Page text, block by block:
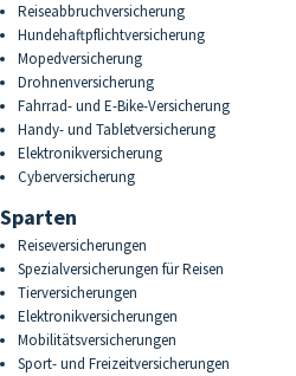
Reiseabbruchversicherung
Hundehaftpflichtversicherung
Mopedversicherung
Drohnenversicherung
Fahrrad- und E-Bike-Versicherung
Handy- und Tabletversicherung
Elektronikversicherung
Cyberversicherung
Sparten
Reiseversicherungen
Spezialversicherungen für Reisen
Tierversicherungen
Elektronikversicherungen
Mobilitätsversicherungen
Sport- und Freizeitversicherungen